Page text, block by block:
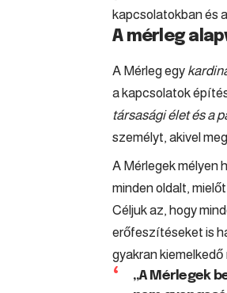
kapcsolatokban és
A mérleg
A Mérleg egy
a kapcsolatok
társasági élet és a
személyt, akivel
A Mérlegek mélyen
minden oldalt,
Céljuk az, hogy
erőfeszítéseket is
gyakran kiemelkedő
„A Mérlegek